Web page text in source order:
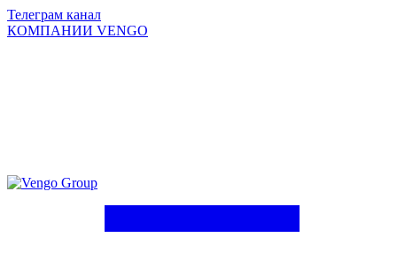
Телеграм канал
КОМПАНИИ VENGO
Group